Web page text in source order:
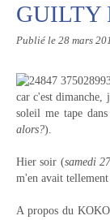
GUILTY
Publié le 28 mars
car c'est dimanche,
soleil me tape
alors?).
Hier soir (samedi
m'en avait
A propos du